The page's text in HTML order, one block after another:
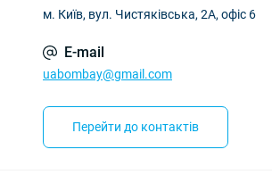
м. Київ, вул. Чистяківська, 2А, офіс 6
E-mail
uabombay@gmail.com
Перейти до контактів